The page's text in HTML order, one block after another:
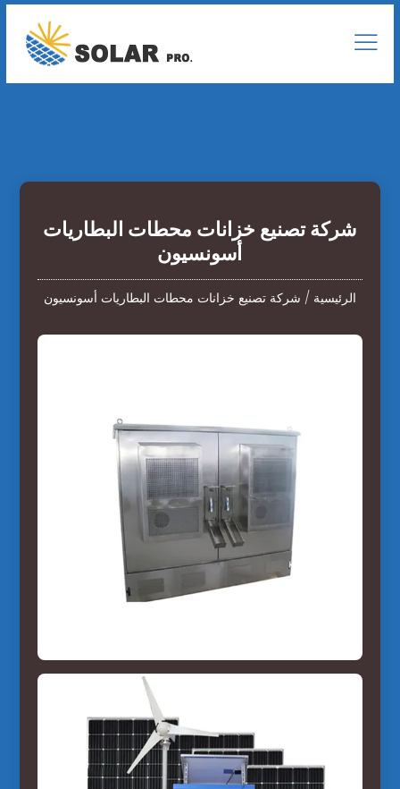
شركة تصنيع خزانات محطات البطاريات
أسونسيون
الرئيسية / شركة تصنيع خزانات محطات البطاريات أسونسيون